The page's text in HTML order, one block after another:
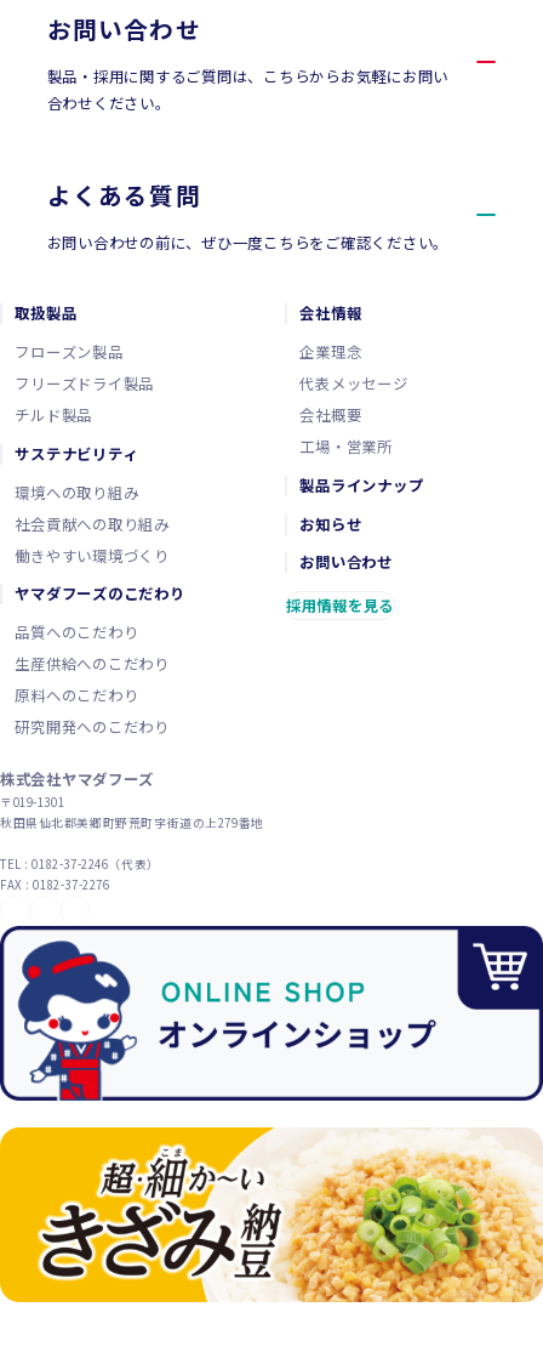
お問い合わせ
製品・採用に関するご質問は、こちらからお気軽にお問い
合わせください。
よくある質問
お問い合わせの前に、ぜひ一度こちらをご確認ください。
取扱製品
フローズン製品
フリーズドライ製品
チルド製品
サステナビリティ
環境への取り組み
社会貢献への取り組み
働きやすい環境づくり
ヤマダフーズのこだわり
品質へのこだわり
生産供給へのこだわり
原料へのこだわり
研究開発へのこだわり
会社情報
企業理念
代表メッセージ
会社概要
工場・営業所
製品ラインナップ
お知らせ
お問い合わせ
採用情報を見る
株式会社ヤマダフーズ
〒019-1301
秋田県仙北郡美郷町野荒町字街道の上279番地
TEL : 0182-37-2246（代表）
FAX : 0182-37-2276